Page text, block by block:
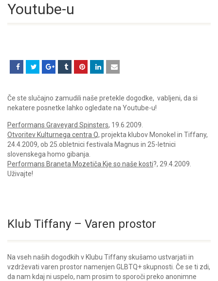
Youtube-u
Če ste slučajno zamudili naše pretekle dogodke, vabljeni, da si
nekatere posnetke lahko ogledate na Youtube-u!
Performans Graveyard Spinsters, 19.6.2009.
Otvoritev Kulturnega centra Q, projekta klubov Monokel in Tiffany,
24.4.2009, ob 25.obletnici festivala Magnus in 25-letnici
slovenskega homo gibanja.
Performans Braneta Mozetiča Kje so naše kosti?, 29.4.2009.
Uživajte!
Klub Tiffany – Varen prostor
Na vseh naših dogodkih v Klubu Tiffany skušamo ustvarjati in
vzdrževati varen prostor namenjen GLBTQ+ skupnosti. Če se ti zdi,
da nam kdaj ni uspelo, nam prosim to sporoči preko anonimne